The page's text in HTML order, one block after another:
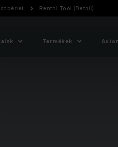
Rental Tool (Detail)
Termékek